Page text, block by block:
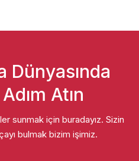
Dünyasında
Atın
sunmak için buradayız. Sizin
bulmak bizim işimiz.